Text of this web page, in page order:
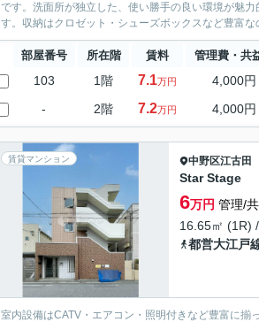
です。洗面所が独立した、使い勝手の良い環境が魅
す。収納はクロゼット・シューズボックスなど豊富
部屋番号 所在階 賃料 管理費・共
103 1階 7.1万円 4,000円
- 2階 7.2万円 4,000円
賃貸マンション 中野区江古田
Star Stage
6万円 管理/
16.65㎡ (1R)
都営大江戸
室内設備はCATV・エアコン・照明付きなど豊富に